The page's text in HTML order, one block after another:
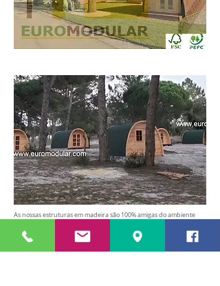
As nossas estruturas em madeira são 100% amigas do ambiente